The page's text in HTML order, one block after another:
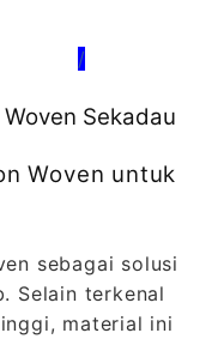
/
Sekadau
Woven untuk
sebagai solusi
Selain terkenal
material ini